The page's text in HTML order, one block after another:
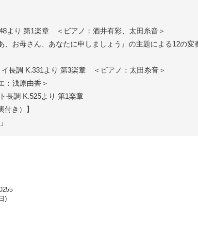
より 第1楽章 ＜ピアノ：酒井有彩、太田糸音＞
、お母さん、あなたに申しましょう』の主題による12の変
イ長調 K.331より 第3楽章 ＜ピアノ：太田糸音＞
：浅原由香＞
長調 K.525より 第1楽章
き）】
)